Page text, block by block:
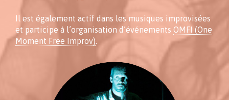
Il est également actif dans les musiques improvisées
et participe à l’organisation d’événements OMFI (One
Moment Free Improv).